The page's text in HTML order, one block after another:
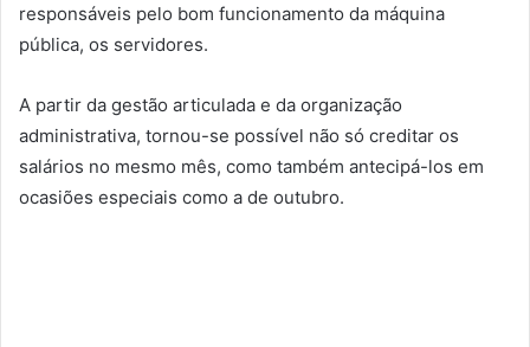
responsáveis pelo bom funcionamento da máquina
pública, os servidores.
A partir da gestão articulada e da organização
administrativa, tornou-se possível não só creditar os
salários no mesmo mês, como também antecipá-los em
ocasiões especiais como a de outubro.